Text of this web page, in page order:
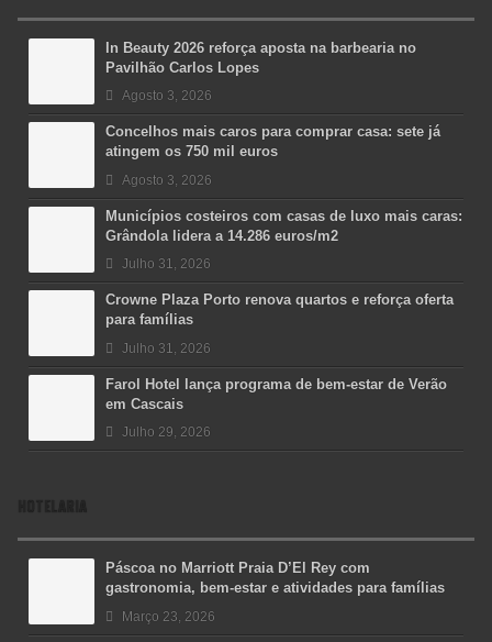
In Beauty 2026 reforça aposta na barbearia no
Pavilhão Carlos Lopes
Agosto 3, 2026
Concelhos mais caros para comprar casa: sete já
atingem os 750 mil euros
Agosto 3, 2026
Municípios costeiros com casas de luxo mais caras:
Grândola lidera a 14.286 euros/m2
Julho 31, 2026
Crowne Plaza Porto renova quartos e reforça oferta
para famílias
Julho 31, 2026
Farol Hotel lança programa de bem-estar de Verão
em Cascais
Julho 29, 2026
HOTELARIA
Páscoa no Marriott Praia D’El Rey com
gastronomia, bem-estar e atividades para famílias
Março 23, 2026